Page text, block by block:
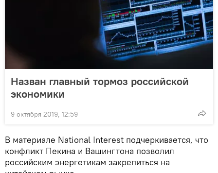
Назван главный тормоз российской
экономики
9 октября 2019, 12:59
В материале National Interest подчеркивается, что
конфликт Пекина и Вашингтона позволил
российским энергетикам закрепиться на